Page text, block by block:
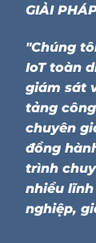
GIẢI
"Chúng
IoT toàn
giám sát
tảng
chuyên
đồng
trình
nhiều
nghiệp,